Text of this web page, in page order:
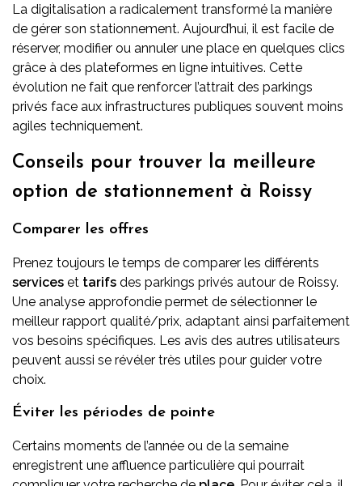
La digitalisation a radicalement transformé la manière
de gérer son stationnement. Aujourd’hui, il est facile de
réserver, modifier ou annuler une place en quelques clics
grâce à des plateformes en ligne intuitives. Cette
évolution ne fait que renforcer l’attrait des parkings
privés face aux infrastructures publiques souvent moins
agiles techniquement.
Conseils pour trouver la meilleure
option de stationnement à Roissy
Comparer les offres
Prenez toujours le temps de comparer les différents
services et tarifs des parkings privés autour de Roissy.
Une analyse approfondie permet de sélectionner le
meilleur rapport qualité/prix, adaptant ainsi parfaitement
vos besoins spécifiques. Les avis des autres utilisateurs
peuvent aussi se révéler très utiles pour guider votre
choix.
Éviter les périodes de pointe
Certains moments de l’année ou de la semaine
enregistrent une affluence particulière qui pourrait